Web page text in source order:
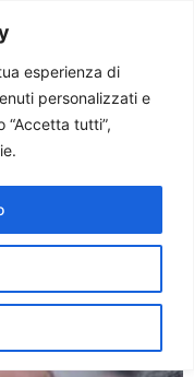
esperienza di
personalizzati e
tutti”,
di
Zimowski: